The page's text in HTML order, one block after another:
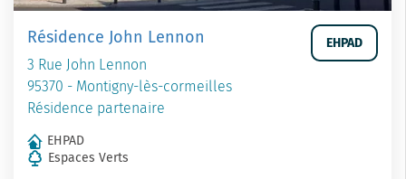
Résidence John Lennon
3 Rue John Lennon
95370 - Montigny-lès-cormeilles
Résidence partenaire
EHPAD
EHPAD
Espaces Verts